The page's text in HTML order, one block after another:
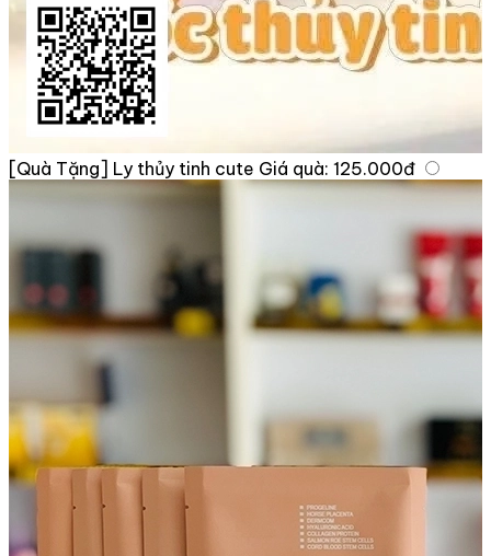
[Quà Tặng] Ly thủy tinh cute Giá quà: 125.000đ